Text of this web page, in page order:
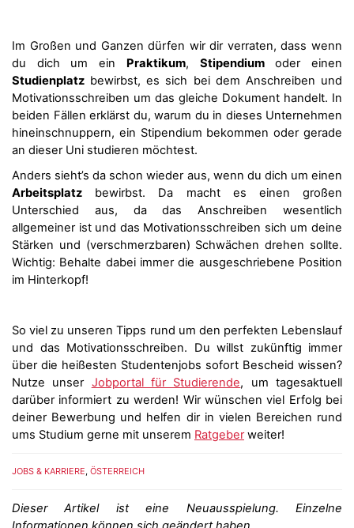
Im Großen und Ganzen dürfen wir dir verraten, dass wenn
du dich um ein Praktikum, Stipendiumoder einen
Studienplatz bewirbst, es sich bei dem Anschreiben und
Motivationsschreiben um das gleiche Dokument handelt. In
beiden Fällen erklärst du, warum du in dieses Unternehmen
hineinschnuppern, ein Stipendium bekommen oder gerade
an dieser Uni studieren möchtest.
Anders sieht’s da schon wieder aus, wenn du dich um einen
Arbeitsplatz bewirbst. Da macht es einen großen
Unterschied aus, da das Anschreiben wesentlich
allgemeiner ist und das Motivationsschreiben sich um deine
Stärken und (verschmerzbaren) Schwächen drehen sollte.
Wichtig: Behalte dabei immer die ausgeschriebene Position
im Hinterkopf!
So viel zu unseren Tipps rund um den perfekten Lebenslauf
und das Motivationsschreiben. Du willst zukünftig immer
über die heißesten Studentenjobs sofort Bescheid wissen?
Nutze unser Jobportal für Studierende, um tagesaktuell
darüber informiert zu werden! Wir wünschen viel Erfolg bei
deiner Bewerbung und helfen dir in vielen Bereichen rund
ums Studium gerne mit unserem Ratgeberweiter!
JOBS & KARRIERE ÖSTERREICH
Dieser Artikel ist eine Neuausspielung. Einzelne